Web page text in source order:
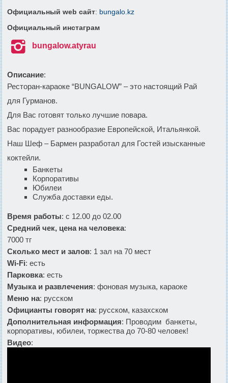
Официальный web сайт: bungalo.kz
Официальный инстаграм
 bungalow.atyrau
Описание:
Ресторан-караоке “BUNGALOW” – это настоящий Рай
для Гурманов.
Для Вас готовят только лучшие повара.
Вас порадует разнообразие Европейской, Итальянкой.
Наш Шеф – Бармен разработал для Гостей изысканные
коктейли.
Банкеты
Корпоративы
Юбилеи
Служба доставки еды.
Время работы: с 12.00 до 02.00
Средний чек, цена на человека:
7000 тг
Сколько мест и залов: 1 зал на 70 мест
Wi-Fi: есть
Парковка: есть
Музыка и развлечения: фоновая музыка, караоке
Меню на: русском
Официанты говорят на: русском, казахском
Дополнительная информация: Проводим банкеты,
корпоративы, юбилеи, торжества до 70-80 человек!
Видео: